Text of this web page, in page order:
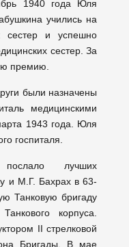
1940 года Юля
учились на
сестер и успешно
сестер. За
премию.
были назначены
медицинскими
1943 года. Юля
госпиталя.
послало лучших
и М.Г. Бахрах в 63-
Танковую бригаду
корпуса.
II стрелковой
Бригады. В мае